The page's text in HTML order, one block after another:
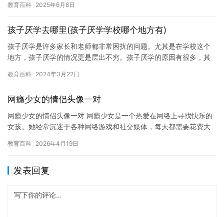
困难…
教育百科 2025年6月8日
孩子厌学去哪里(孩子厌学学校哪个地方有)
孩子厌学是许多家长和老师都非常困扰的问题。尤其是在学校这个
地方，孩子厌学的情况更是层出不穷。孩子厌学的原因有很多，其
的产生…
教育百科 2024年3月22日
网瘾少女的情侣头像一对
网瘾少女的情侣头像一对 网瘾少女是一个热爱在网络上寻找快乐的
女孩。她经常沉迷于各种网络游戏和社交媒体，每天都需要花费大
她，希…
教育百科 2026年4月19日
发表回复